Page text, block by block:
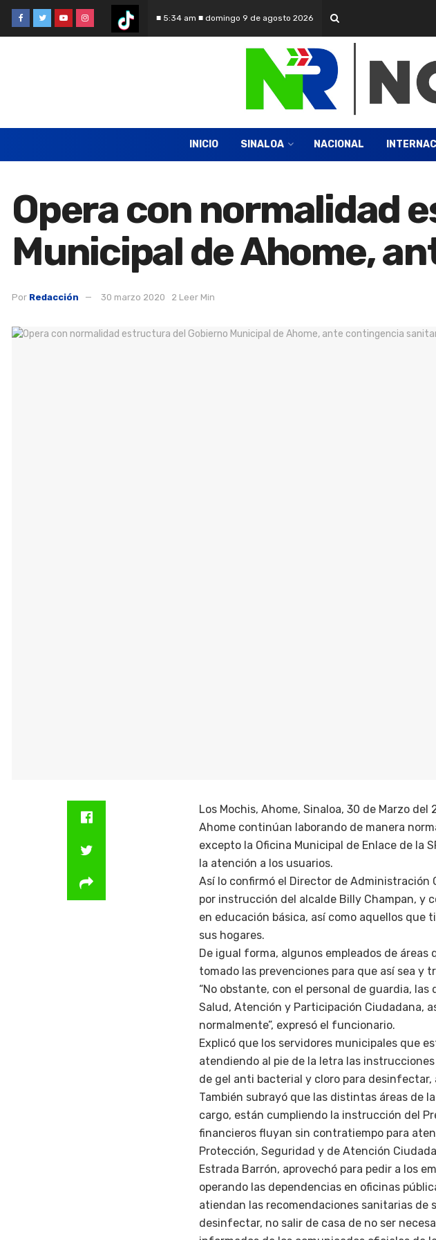
■ 5:34 am ■ domingo 9 de agosto 2026
INICIO SINALOA NACIONAL
Opera con normalidad
Municipal de Ahome,
Por Redacción 30 marzo 2020 2 Leer Min
Los Mochis, Ahome, Sinaloa, 30 de Marzo
Ahome continúan laborando de manera
excepto la Oficina Municipal de Enlace de la
la atención a los usuarios.
Así lo confirmó el Director de Administración
por instrucción del alcalde Billy Champan, y
en educación básica, así como aquellos
sus hogares.
De igual forma, algunos empleados de áreas
tomado las prevenciones para que así sea y
“No obstante, con el personal de guardia,
Salud, Atención y Participación Ciudadana,
normalmente”, expresó el funcionario.
Explicó que los servidores municipales que
atendiendo al pie de la letra las
de gel anti bacterial y cloro para desinfectar,
También subrayó que las distintas áreas de
cargo, están cumpliendo la instrucción del
financieros fluyan sin contratiempo para
Protección, Seguridad y de Atención
Estrada Barrón, aprovechó para pedir a los
operando las dependencias en oficinas
atiendan las recomendaciones sanitarias de
desinfectar, no salir de casa de no ser